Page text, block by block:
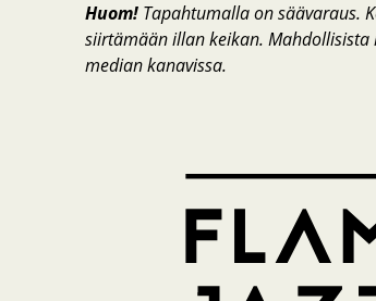
Huom!Tapahtumalla on säävaraus.
siirtämään illan keikan. Mahdollisista
median kanavissa.